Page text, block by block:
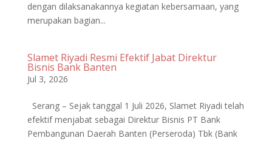
dengan dilaksanakannya kegiatan kebersamaan, yang
merupakan bagian...
Slamet Riyadi Resmi Efektif Jabat Direktur
Bisnis Bank Banten
Jul 3, 2026
Serang – Sejak tanggal 1 Juli 2026, Slamet Riyadi telah
efektif menjabat sebagai Direktur Bisnis PT Bank
Pembangunan Daerah Banten (Perseroda) Tbk (Bank